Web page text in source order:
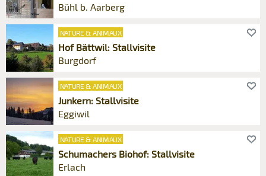
Bühl b. Aarberg
NATURE & ANIMAUX
Hof Bättwil: Stallvisite
Burgdorf
NATURE & ANIMAUX
Junkern: Stallvisite
Eggiwil
NATURE & ANIMAUX
Schumachers Biohof: Stallvisite
Erlach